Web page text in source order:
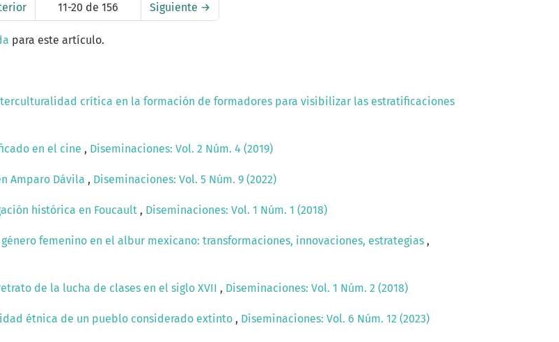
11-20 de 156 Siguiente →
para este artículo.
crítica en la formación de formadores para visibilizar las estratificaciones
en el cine , Diseminaciones: Vol. 2 Núm. 4 (2019)
Amparo Dávila , Diseminaciones: Vol. 5 Núm. 9 (2022)
histórica en Foucault , Diseminaciones: Vol. 1 Núm. 1 (2018)
femenino en el albur mexicano: transformaciones, innovaciones, estrategias ,
de la lucha de clases en el siglo XVII , Diseminaciones: Vol. 1 Núm. 2 (2018)
étnica de un pueblo considerado extinto , Diseminaciones: Vol. 6 Núm. 12 (2023)